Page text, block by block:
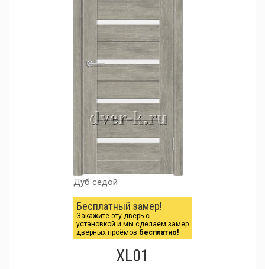
Дуб седой
Бесплатный замер!
Закажите эту дверь с
установкой и мы сделаем замер
дверных проёмов бесплатно!
XL01